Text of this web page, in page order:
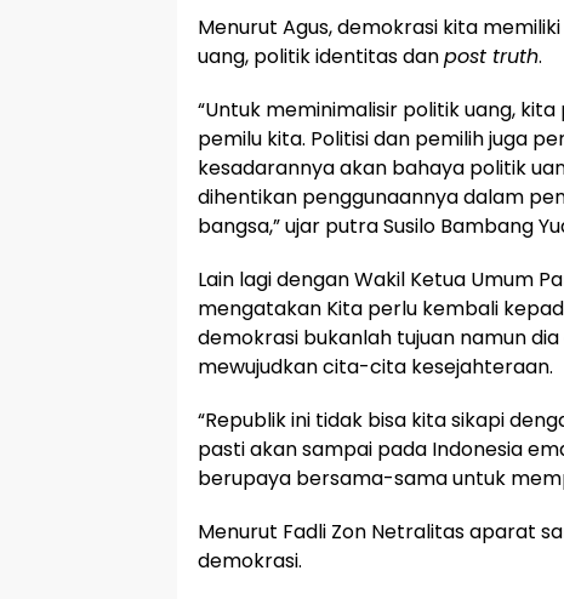
Menurut Agus, demokrasi kita
uang, politik identitas danpost truth.
“Untuk meminimalisir politik uang,
pemilu kita. Politisi dan pemilih juga
kesadarannya akan bahaya politik
dihentikan penggunaannya dalam
bangsa,” ujar putra Susilo Bambang
Lain lagi dengan Wakil Ketua Umum
mengatakan Kita perlu kembali
demokrasi bukanlah tujuan namun
mewujudkan cita-cita kesejahteraan.
“Republik ini tidak bisa kita sikapi
pasti akan sampai pada Indonesia
berupaya bersama-sama untuk
Menurut Fadli Zon Netralitas aparat
demokrasi.